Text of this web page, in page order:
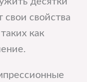
свойства
как